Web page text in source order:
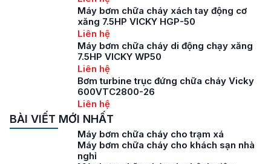
Máy bơm chữa cháy xách tay động cơ
xăng 7.5HP VICKY HGP-50
Liên hệ
Máy bơm chữa cháy di động chạy xăng
7.5HP VICKY WP50
Liên hệ
Bơm turbine trục đứng chữa cháy Vicky
600VTC2800-26
Liên hệ
BÀI VIẾT MỚI NHẤT
Máy bơm chữa cháy cho trạm xá
Máy bơm chữa cháy cho khách sạn nhà
nghỉ